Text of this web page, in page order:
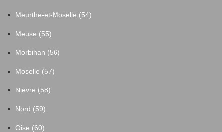
Meurthe-et-Moselle (54)
Meuse (55)
Morbihan (56)
Moselle (57)
Nièvre (58)
Nord (59)
Oise (60)